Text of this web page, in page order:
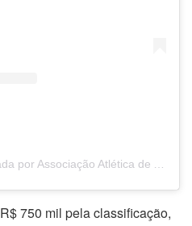
750 mil pela classificação,